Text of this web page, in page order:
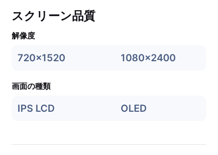
スクリーン品質
解像度
720x1520 1080x2400
画面の種類
IPS LCD OLED